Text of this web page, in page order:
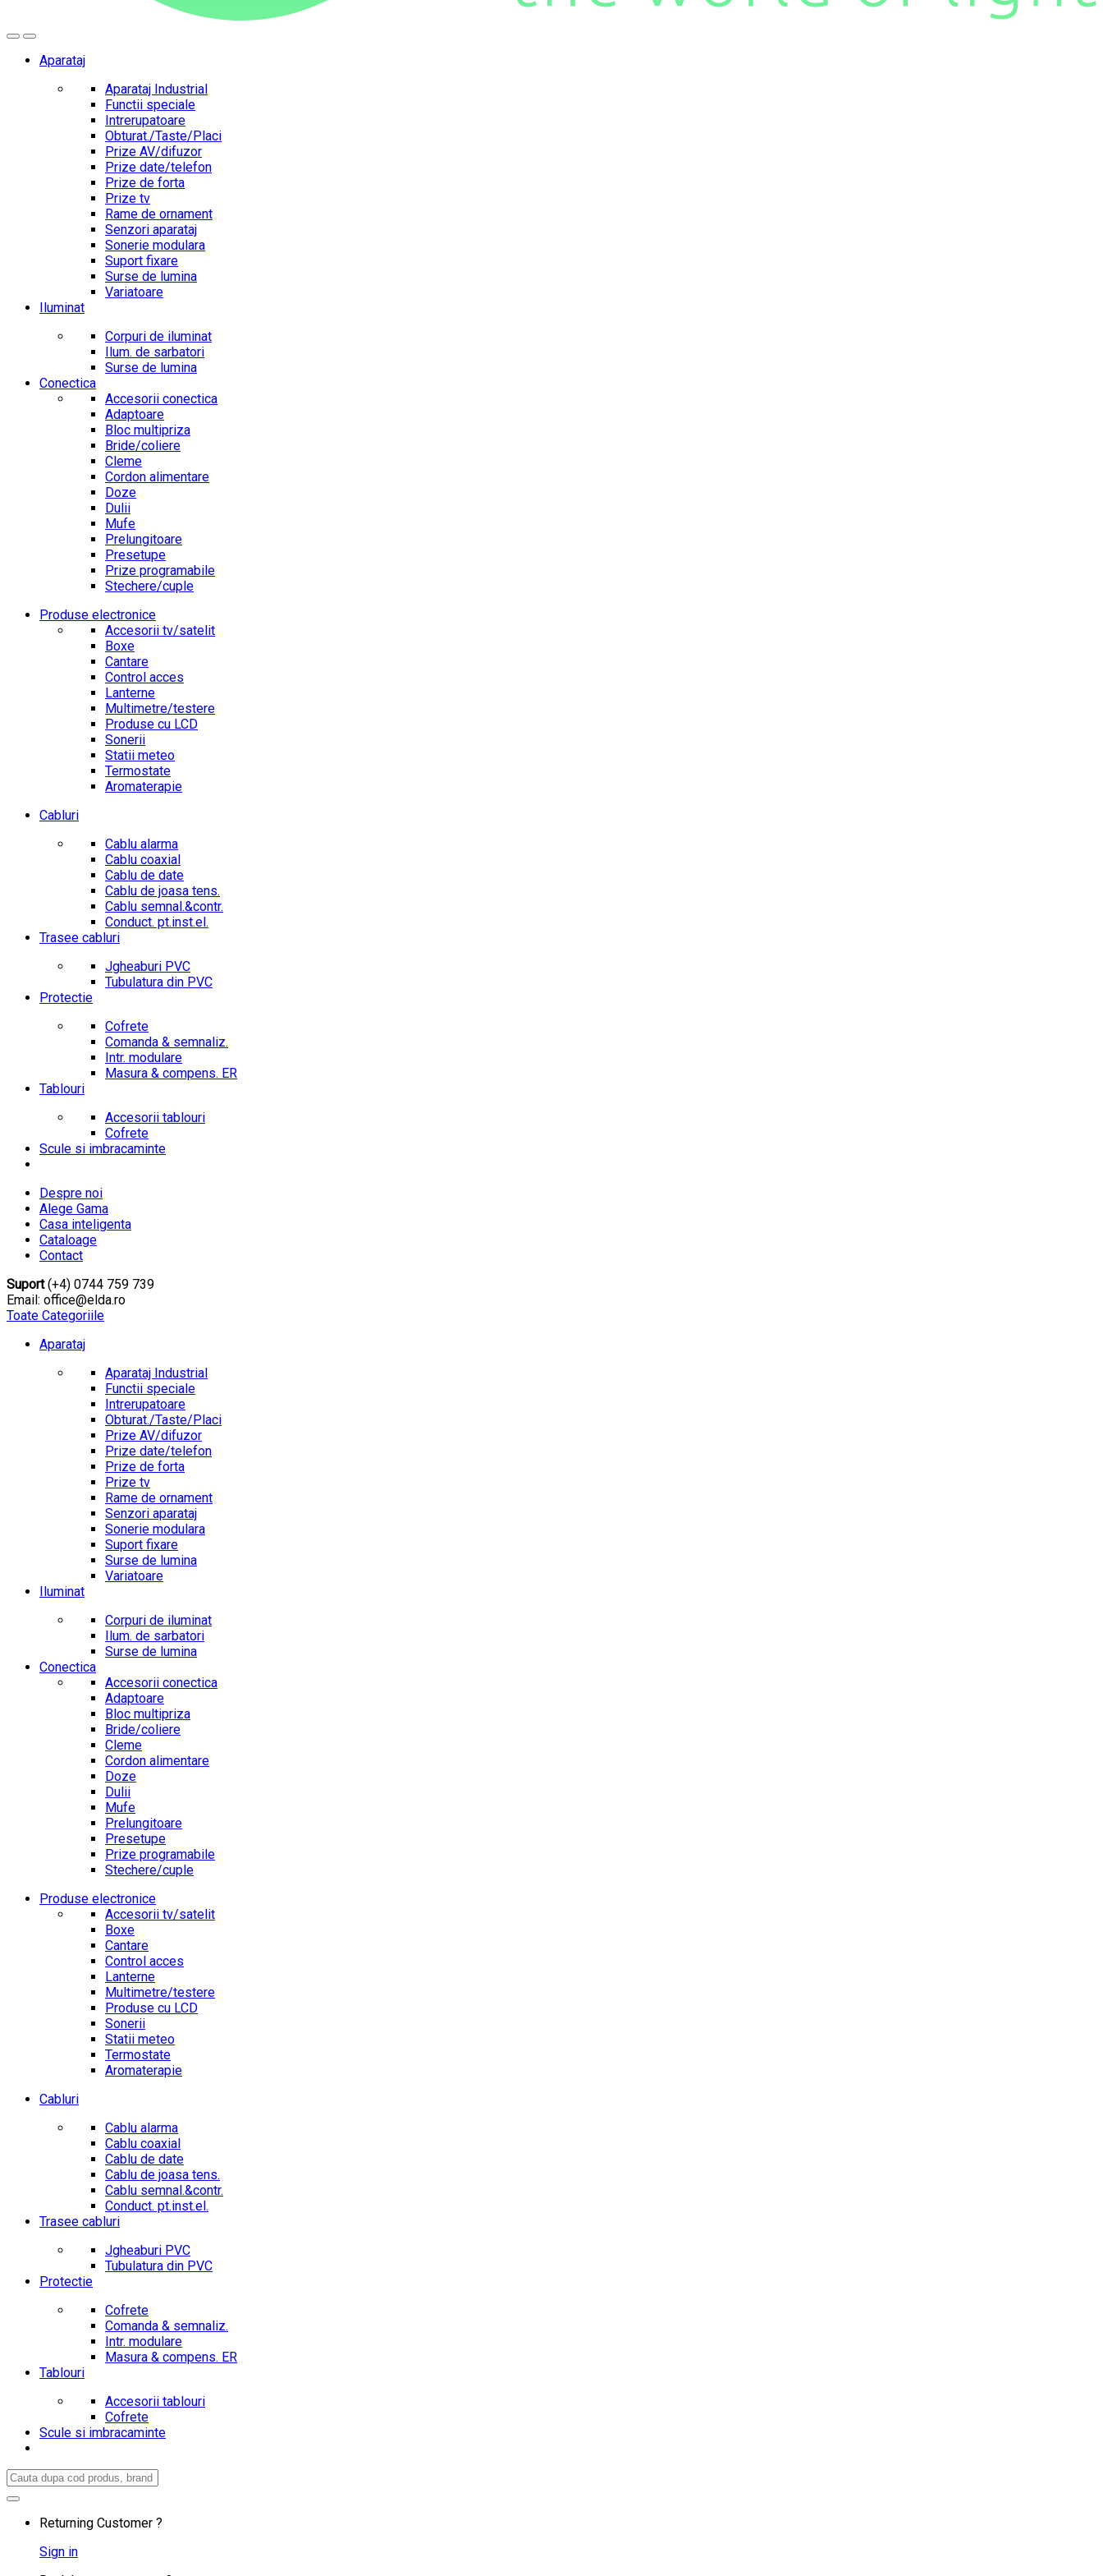
Aparataj
Aparataj Industrial
Functii speciale
Intrerupatoare
Obturat./Taste/Placi
Prize AV/difuzor
Prize date/telefon
Prize de forta
Prize tv
Rame de ornament
Senzori aparataj
Sonerie modulara
Suport fixare
Surse de lumina
Variatoare
Iluminat
Corpuri de iluminat
Ilum. de sarbatori
Surse de lumina
Conectica
Accesorii conectica
Adaptoare
Bloc multipriza
Bride/coliere
Cleme
Cordon alimentare
Doze
Dulii
Mufe
Prelungitoare
Presetupe
Prize programabile
Stechere/cuple
Produse electronice
Accesorii tv/satelit
Boxe
Cantare
Control acces
Lanterne
Multimetre/testere
Produse cu LCD
Sonerii
Statii meteo
Termostate
Aromaterapie
Cabluri
Cablu alarma
Cablu coaxial
Cablu de date
Cablu de joasa tens.
Cablu semnal.&contr.
Conduct. pt.inst.el.
Trasee cabluri
Jgheaburi PVC
Tubulatura din PVC
Protectie
Cofrete
Comanda & semnaliz.
Intr. modulare
Masura & compens. ER
Tablouri
Accesorii tablouri
Cofrete
Scule si imbracaminte
Despre noi
Alege Gama
Casa inteligenta
Cataloage
Contact
Suport(+4) 0744 759 739
Email: office@elda.ro
Toate Categoriile
Aparataj
Aparataj Industrial
Functii speciale
Intrerupatoare
Obturat./Taste/Placi
Prize AV/difuzor
Prize date/telefon
Prize de forta
Prize tv
Rame de ornament
Senzori aparataj
Sonerie modulara
Suport fixare
Surse de lumina
Variatoare
Iluminat
Corpuri de iluminat
Ilum. de sarbatori
Surse de lumina
Conectica
Accesorii conectica
Adaptoare
Bloc multipriza
Bride/coliere
Cleme
Cordon alimentare
Doze
Dulii
Mufe
Prelungitoare
Presetupe
Prize programabile
Stechere/cuple
Produse electronice
Accesorii tv/satelit
Boxe
Cantare
Control acces
Lanterne
Multimetre/testere
Produse cu LCD
Sonerii
Statii meteo
Termostate
Aromaterapie
Cabluri
Cablu alarma
Cablu coaxial
Cablu de date
Cablu de joasa tens.
Cablu semnal.&contr.
Conduct. pt.inst.el.
Trasee cabluri
Jgheaburi PVC
Tubulatura din PVC
Protectie
Cofrete
Comanda & semnaliz.
Intr. modulare
Masura & compens. ER
Tablouri
Accesorii tablouri
Cofrete
Scule si imbracaminte
Search
for:
Returning Customer ?
Sign in